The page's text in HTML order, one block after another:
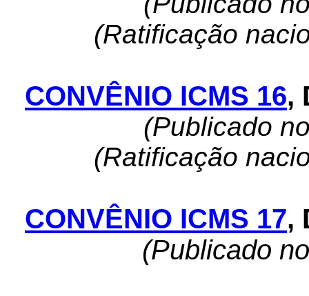
(Ratificação
CONVÊNIO ICMS 16,
(Publicado
(Ratificação
CONVÊNIO ICMS 17,
(Publicado